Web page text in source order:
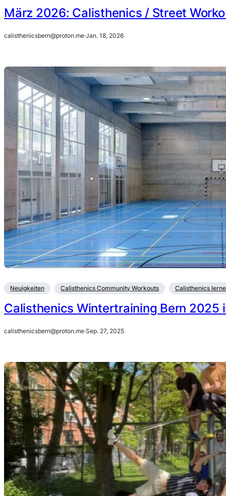
März 2026: Calisthenics / Street
calisthenicsbern@proton.me·Jan. 18, 2026
Neuigkeiten Calisthenics Community Workouts Calisthenics
Calisthenics Wintertraining Bern 2025
calisthenicsbern@proton.me·Sep. 27, 2025